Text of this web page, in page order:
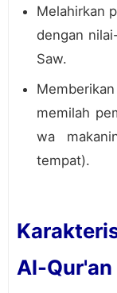
Melahirkan
dengan
Saw.
memilah
wa
tempat).
Al-Qur'an